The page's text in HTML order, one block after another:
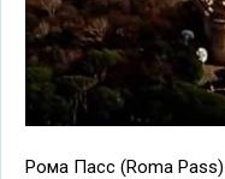
Рома Пасс (Roma Pass)